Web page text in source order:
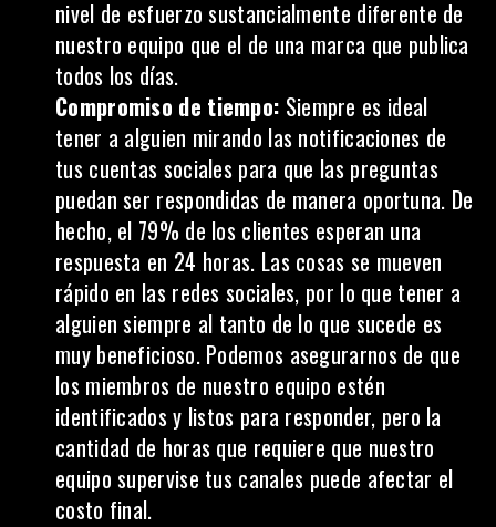
nivel de esfuerzo sustancialmente diferente de
nuestro equipo que el de una marca que publica
todos los días.
Compromiso de tiempo: Siempre es ideal
tener a alguien mirando las notificaciones de
tus cuentas sociales para que las preguntas
puedan ser respondidas de manera oportuna. De
hecho, el 79% de los clientes esperan una
respuesta en 24 horas. Las cosas se mueven
rápido en las redes sociales, por lo que tener a
alguien siempre al tanto de lo que sucede es
muy beneficioso. Podemos asegurarnos de que
los miembros de nuestro equipo estén
identificados y listos para responder, pero la
cantidad de horas que requiere que nuestro
equipo supervise tus canales puede afectar el
costo final.